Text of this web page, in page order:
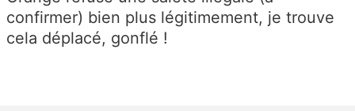
confirmer) bien plus légitimement, je trouve
cela déplacé, gonflé !